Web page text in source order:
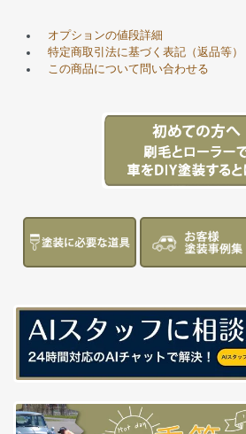
オプションの値段詳細
特定商取引法に基づく表記（返品等）
この商品について問い合わせる